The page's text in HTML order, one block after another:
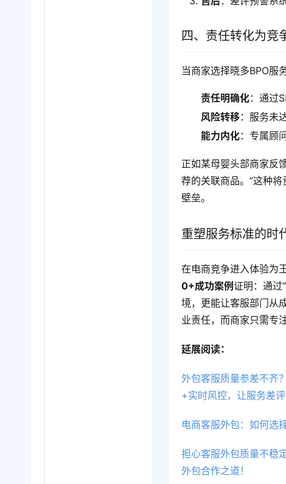
四、责任转化为竞
当商家选择晓多BPO服
责任明确化：通过
风险转移：服务未
能力内化：专属顾
正如某母婴头部商家反
荐的关联商品。”这种
壁垒。
重塑服务标准的时
在电商竞争进入体验为
0+成功案例证明：通过
境，更能让客服部门从
业责任，而商家只需专
延展阅读：
外包客服质量参差不齐
+实时风控，让服务差评
电商客服外包：如何选
担心客服外包质量不稳
外包合作之道！